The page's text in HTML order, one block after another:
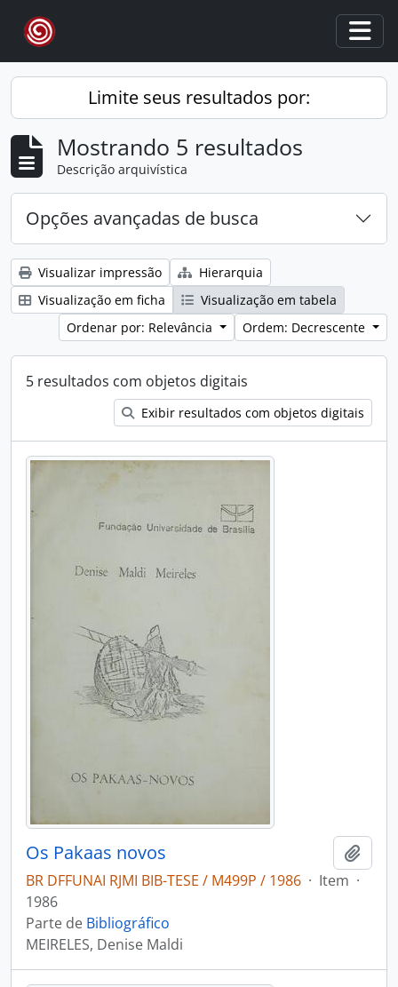
Skip to main content
Limite seus resultados por:
Mostrando 5 resultados
Descrição arquivística
Opções avançadas de busca
Visualizar impressão
Hierarquia
Visualização em ficha
Visualização em tabela
Ordenar por: Relevância
Ordem: Decrescente
5 resultados com objetos digitais
Exibir resultados com objetos digitais
Os Pakaas novos
BR DFFUNAI RJMI BIB-TESE / M499P / 1986 · Item ·
1986
Parte de Bibliográfico
MEIRELES, Denise Maldi